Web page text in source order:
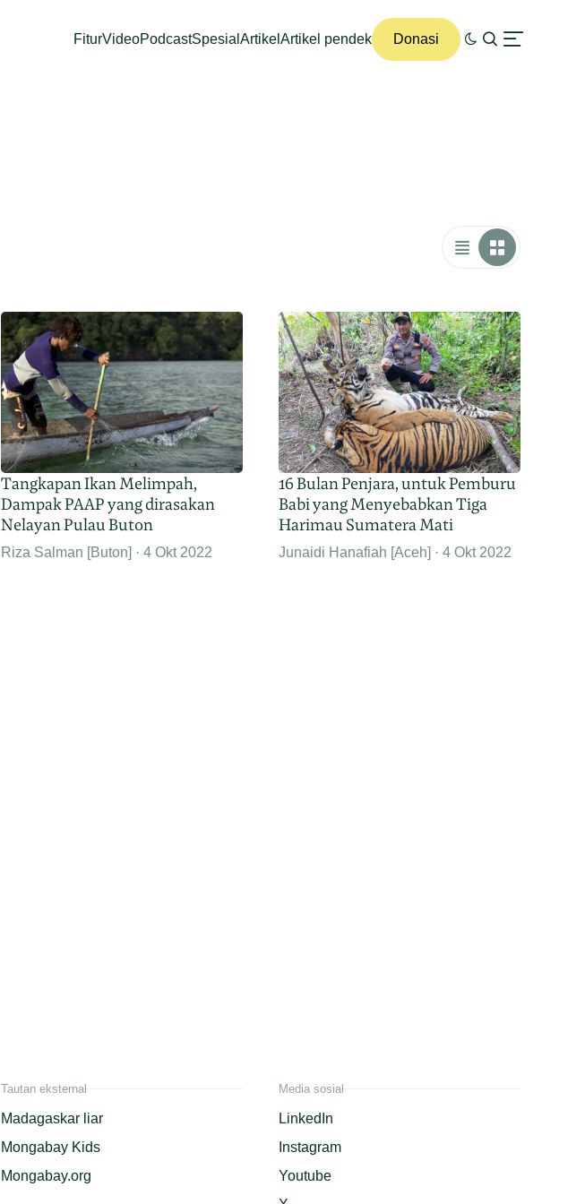
FiturVideoPodcastSpesial Artikel Artikel pendek Donasi
Tangkapan Ikan Melimpah,
Dampak PAAP yang dirasakan
Nelayan Pulau Buton
Riza Salman [Buton] 4 Okt 2022
16 Bulan Penjara, untuk Pemburu
Babi yang Menyebabkan Tiga
Harimau Sumatera Mati
Junaidi Hanafiah [Aceh] 4 Okt 2022
Tautan eksternal
Madagaskar liar
Mongabay Kids
Mongabay.org
Media sosial
LinkedIn
Instagram
Youtube